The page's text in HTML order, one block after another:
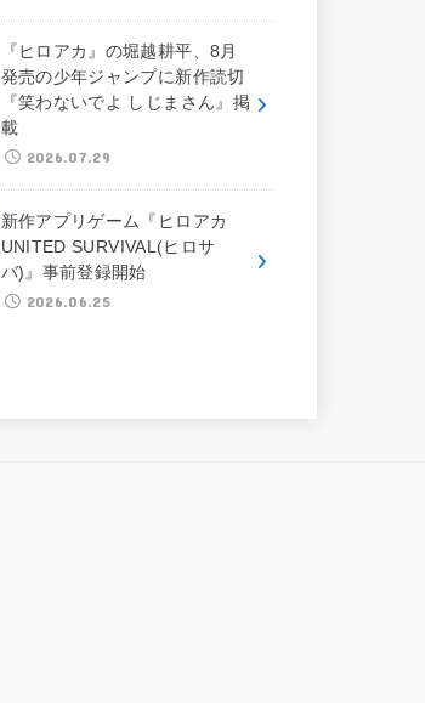
『ヒロアカ』の堀越耕平、8月
発売の少年ジャンプに新作読切
『笑わないでよ しじまさん』掲
載
2026.07.29
新作アプリゲーム『ヒロアカ
UNITED SURVIVAL(ヒロサ
バ)』事前登録開始
2026.06.25